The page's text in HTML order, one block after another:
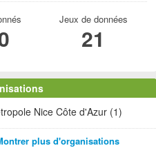
Jeux de données
21
Nice Côte d'Azur (1)
plus d'organisations